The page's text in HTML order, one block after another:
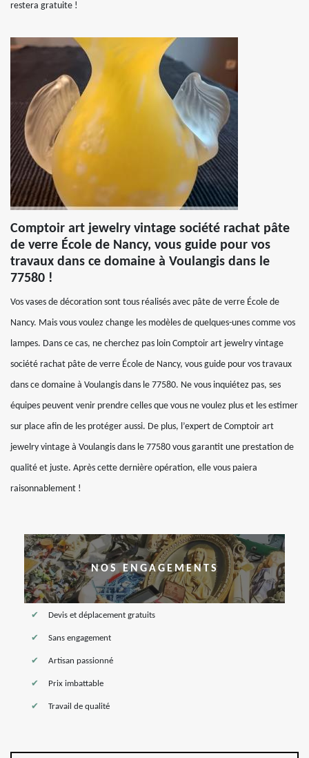
restera gratuite !
Comptoir art jewelry vintage société rachat pâte
de verre École de Nancy, vous guide pour vos
travaux dans ce domaine à Voulangis dans le
77580 !
Vos vases de décoration sont tous réalisés avec pâte de verre École de
Nancy. Mais vous voulez change les modèles de quelques-unes comme vos
lampes. Dans ce cas, ne cherchez pas loin Comptoir art jewelry vintage
société rachat pâte de verre École de Nancy, vous guide pour vos travaux
dans ce domaine à Voulangis dans le 77580. Ne vous inquiétez pas, ses
équipes peuvent venir prendre celles que vous ne voulez plus et les estimer
sur place afin de les protéger aussi. De plus, l’expert de Comptoir art
jewelry vintage à Voulangis dans le 77580 vous garantit une prestation de
qualité et juste. Après cette dernière opération, elle vous paiera
raisonnablement !
NOS ENGAGEMENTS
Devis et déplacement gratuits
Sans engagement
Artisan passionné
Prix imbattable
Travail de qualité